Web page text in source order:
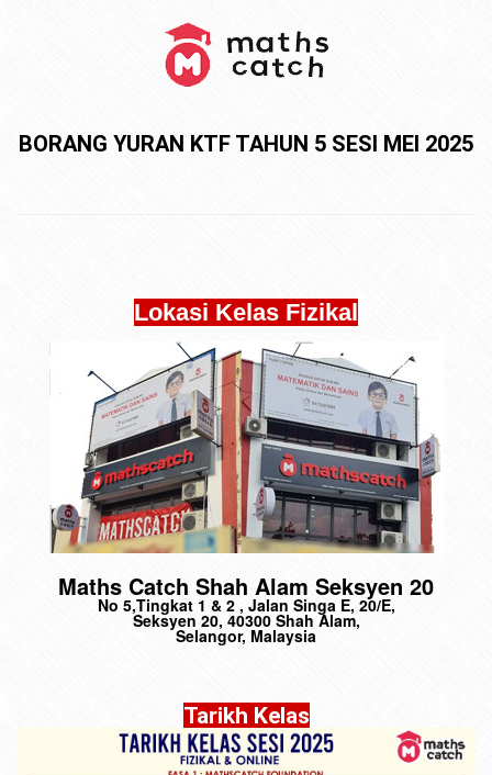
BORANG YURAN KTF TAHUN 5 SESI MEI 2025
Lokasi Kelas Fizikal
Maths Catch Shah Alam Seksyen 20
No 5,Tingkat 1 & 2 , Jalan Singa E, 20/E,
Seksyen 20, 40300 Shah Alam,
Selangor, Malaysia
Tarikh Kelas